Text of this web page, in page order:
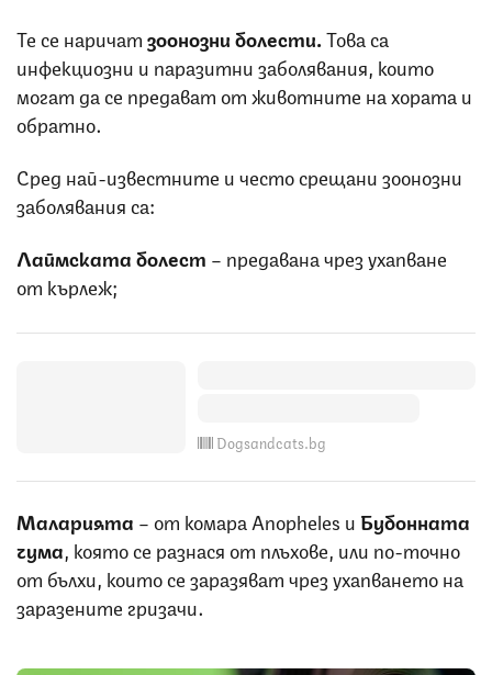
Те се наричатзоонозни болести.Това са
инфекциозни и паразитни заболявания, които
могат да се предават от животните на хората и
обратно.
Сред най-известните и често срещани зоонозни
заболявания са:
Лаймската болест – предавана чрез ухапване
от кърлеж;
Dogsandcats.bg
Маларията – от комара Anopheles и Бубонната
чума , която се разнася от плъхове, или по-точно
от бълхи, които се заразяват чрез ухапването на
заразените гризачи.